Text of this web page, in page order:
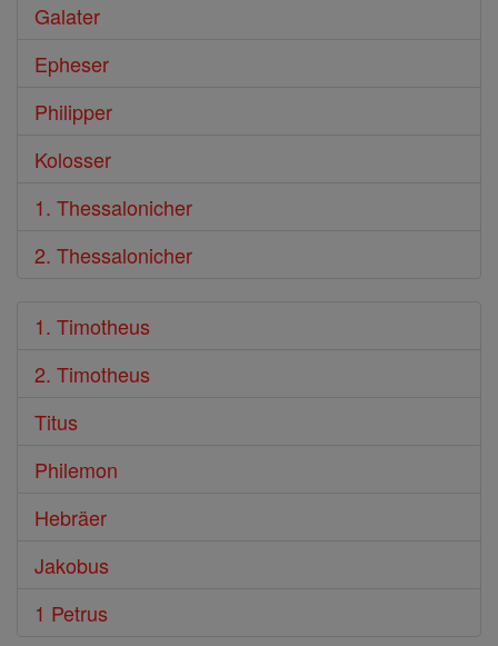
Galater
Epheser
Philipper
Kolosser
1. Thessalonicher
2. Thessalonicher
1. Timotheus
2. Timotheus
Titus
Philemon
Hebräer
Jakobus
1 Petrus